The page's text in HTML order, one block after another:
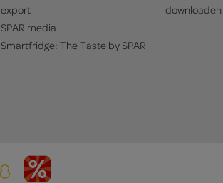
export
SPAR media
Smartfridge: The Taste bySPAR
downloaden